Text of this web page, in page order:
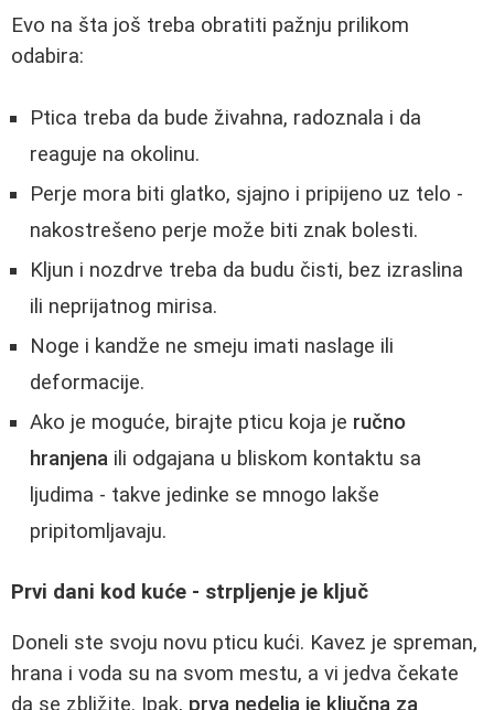
Evo na šta još treba obratiti pažnju prilikom
odabira:
Ptica treba da bude živahna, radoznala i da
reaguje na okolinu.
Perje mora biti glatko, sjajno i pripijeno uz telo -
nakostrešeno perje može biti znak bolesti.
Kljun i nozdrve treba da budu čisti, bez izraslina
ili neprijatnog mirisa.
Noge i kandže ne smeju imati naslage ili
deformacije.
Ako je moguće, birajte pticu koja je ručno
hranjena ili odgajana u bliskom kontaktu sa
ljudima - takve jedinke se mnogo lakše
pripitomljavaju.
Prvi dani kod kuće - strpljenje je ključ
Doneli ste svoju novu pticu kući. Kavez je spreman,
hrana i voda su na svom mestu, a vi jedva čekate
da se zbližite. Ipak, prva nedelja je ključna za